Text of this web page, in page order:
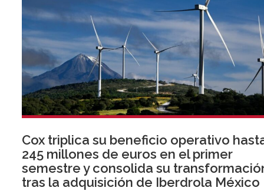
Cox triplica su beneficio operativo
245 millones de euros en el primer
semestre y consolida su
tras la adquisición de Iberdrola México